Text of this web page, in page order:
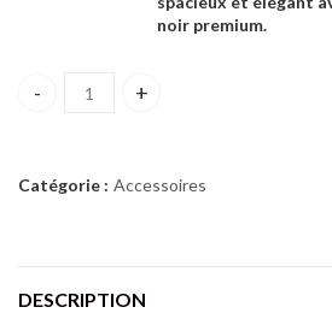
noir premium.
SAC EN WAX IMPRIME quantity
Catégorie : Accessoires
DESCRIPTION